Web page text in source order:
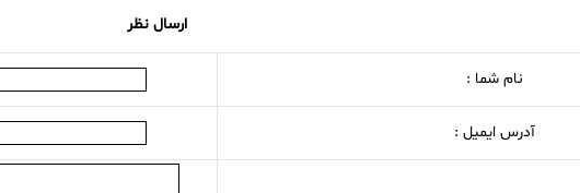
ارسال نظر
نام شما :
آدرس ایمیل :